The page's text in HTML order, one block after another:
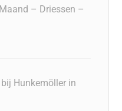
– Driessen –
Hunkemöller in